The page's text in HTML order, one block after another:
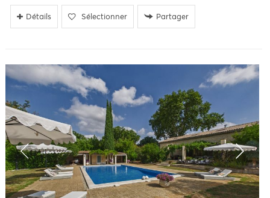
Détails Sélectionner Partager